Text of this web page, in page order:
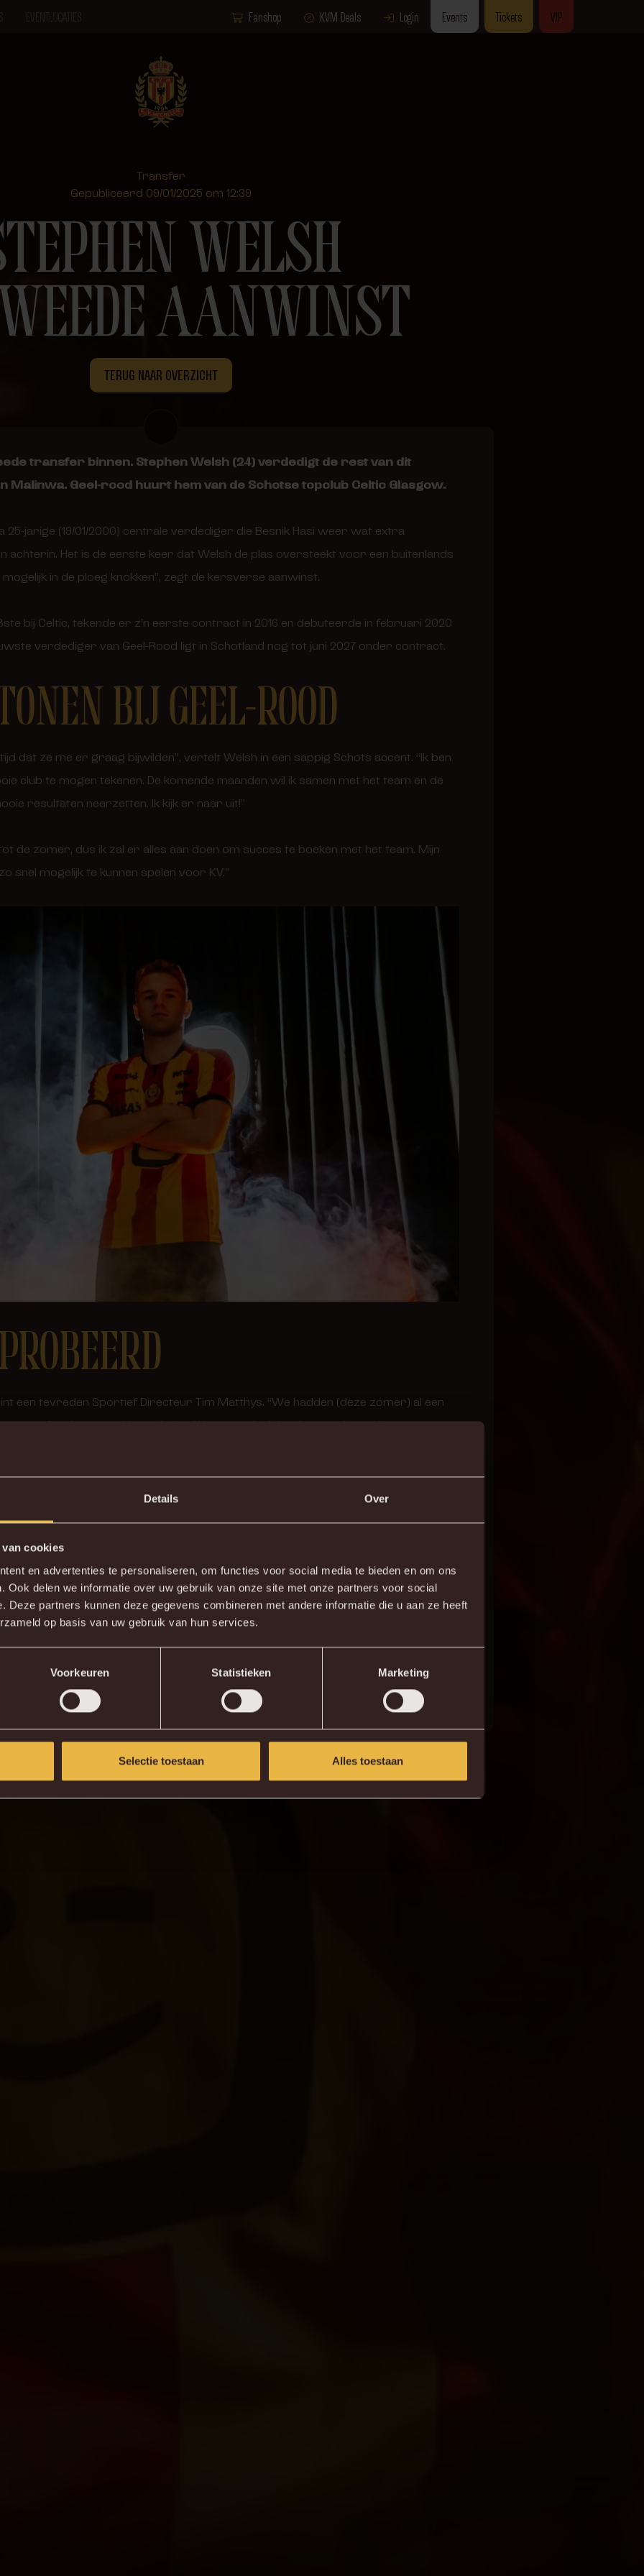
Details Over
van cookies
en advertenties te personaliseren, om functies voor social media te bieden en om ons
Ook delen we informatie over uw gebruik van onze site met onze partners voor social
Deze partners kunnen deze gegevens combineren met andere informatie die u aan ze heeft
op basis van uw gebruik van hun services.
Voorkeuren Statistieken Marketing
Selectie toestaan Alles toestaan
Fanshop KVM Deals Login Events Tickets VIP
Transfer
Gepubliceerd 09/01/2025 om 12:39
WELSH
AANWINST
TERUG NAAR OVERZICHT
transfer binnen. Stephen Welsh (24) verdedigt de rest van dit
Malinwa. Geel-rood huurt hem van de Schotse topclub Celtic Glasgow.
25-jarige (19/01/2000) centrale verdediger die Besnik Hasi weer wat extra
achterin. Het is de eerste keer dat Welsh de plas oversteekt voor een buitenlands
in de ploeg knokken”, zegt de kersverse aanwinst.
bij Celtic, tekende er z’n eerste contract in 2016 en debuteerde in februari 2020
verdediger van Geel-Rood ligt in Schotland nog tot juni 2027 onder contract.
BIJ GEEL-ROOD
dat ze me er graag bijwilden”, vertelt Welsh in een sappig Schots accent. “Ik ben
club te mogen tekenen. De komende maanden wil ik samen met het team en de
resultaten neerzetten. Ik kijk er naar uit!”
de zomer, dus ik zal er alles aan doen om succes te boeken met het team. Mijn
snel mogelijk te kunnen spelen voor KV.”
een tevreden Sportief Directeur Tim Matthys. “We hadden (deze zomer) al een
om Stephen naar hier te halen. Wat toen niet lukte, is nu wel rond.”
Zijn komst is belangrijk om de concurrentie aan te scherpen en onze coach
OP VISUM
is voorde wedstrijd van zondag bij Cercle
club doet er alles aan om hem inzetbaar te krijgen, maar daar zijn we dus ook